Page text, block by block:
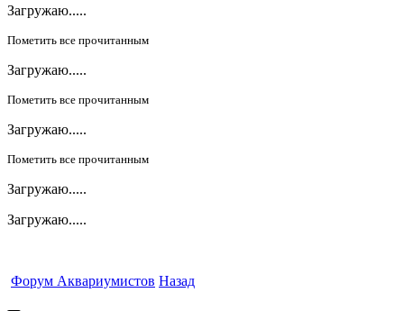
Загружаю.....
Пометить все прочитанным
Загружаю.....
Пометить все прочитанным
Загружаю.....
Пометить все прочитанным
Загружаю.....
Загружаю.....
Форум Аквариумистов Назад